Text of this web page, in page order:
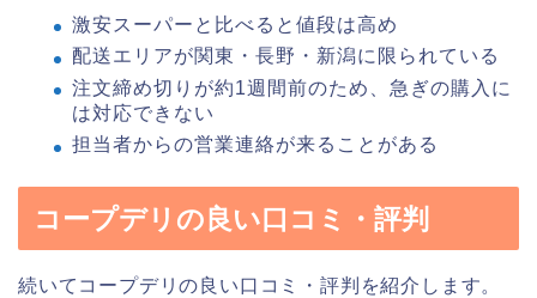
激安スーパーと比べると値段は高め
配送エリアが関東・長野・新潟に限られている
注文締め切りが約1週間前のため、急ぎの購入に
は対応できない
担当者からの営業連絡が来ることがある
コープデリの良い口コミ・評判
続いてコープデリの良い口コミ・評判を紹介します。